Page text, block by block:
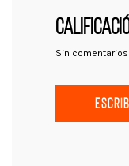
Sin comentarios